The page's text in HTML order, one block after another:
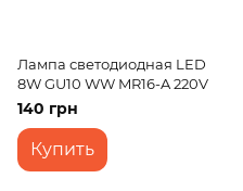
Лампа светодиодная LED
8W GU10 WW MR16-A 220V
140 грн
Купить